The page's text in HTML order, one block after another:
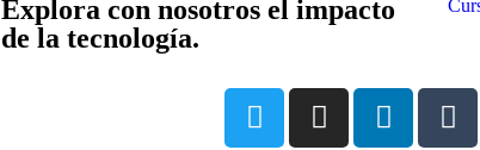
Explora con nosotros el impacto
de la tecnología.